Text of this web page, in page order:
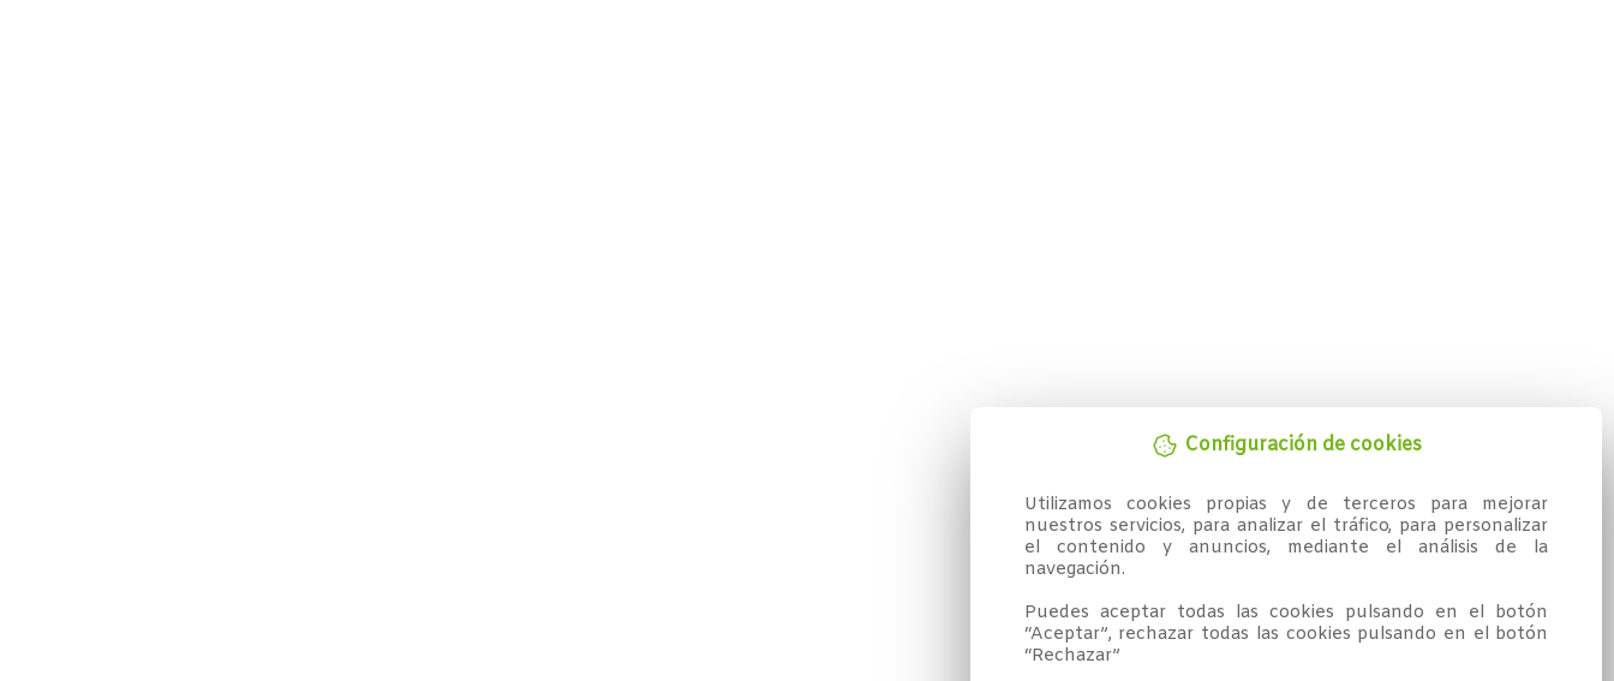
Configuración de cookies
Utilizamos cookies propias y de terceros para mejorar
nuestros servicios, para analizar el tráfico, para personalizar
el contenido y anuncios, mediante el análisis de la
navegación.
Puedes aceptar todas las cookies pulsando en el botón
“Aceptar”, rechazar todas las cookies pulsando en el botón
“Rechazar”